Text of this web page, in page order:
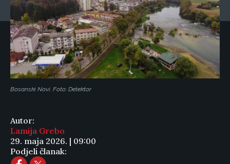
Bosanski Novi. Foto: Detektor
Autor:
Lamija Grebo
29. maja 2026. | 09:00
Podjeli članak: